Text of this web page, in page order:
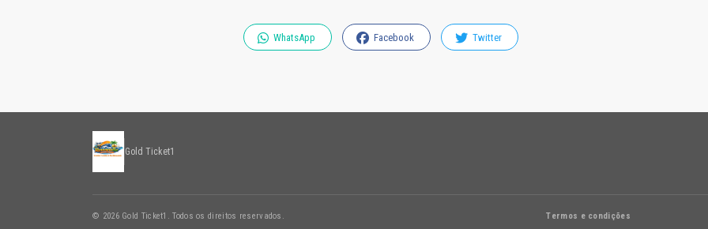
WhatsApp Facebook Twitter
Gold Ticket1
© 2026 Gold Ticket1. Todos os direitos reservados. Termos e condições